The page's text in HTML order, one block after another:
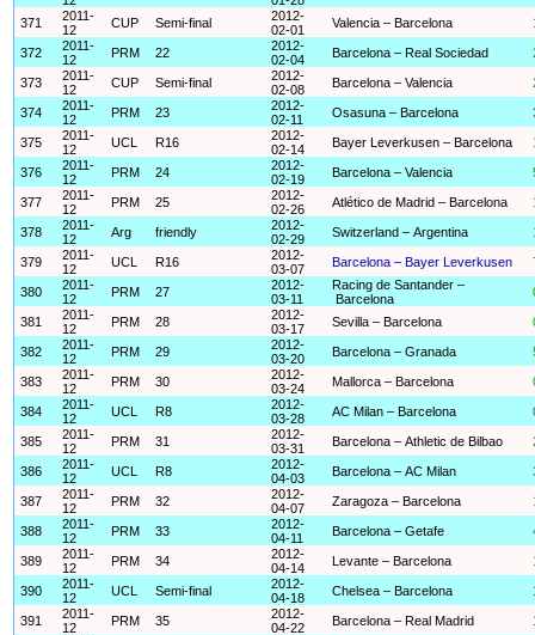
371
2011-
12
CUP Semi-final
2012-
02-01
Valencia – Barcelona
372
2011-
12
PRM 22
2012-
02-04
Barcelona – Real Sociedad
373
2011-
12
CUP Semi-final
2012-
02-08
Barcelona – Valencia
374
2011-
12
PRM 23
2012-
02-11
Osasuna – Barcelona
375
2011-
12
UCL R16
2012-
02-14
Bayer Leverkusen – Barcelona
376
2011-
12
PRM 24
2012-
02-19
Barcelona – Valencia
377
2011-
12
PRM 25
2012-
02-26
Atlético de Madrid – Barcelona
378
2011-
12
Arg friendly
2012-
02-29
Switzerland – Argentina
379
2011-
12
UCL R16
2012-
03-07
Barcelona – Bayer Leverkusen
380
2011-
12
PRM 27
2012-
03-11
Racing de Santander –
Barcelona
381
2011-
12
PRM 28
2012-
03-17
Sevilla – Barcelona
382
2011-
12
PRM 29
2012-
03-20
Barcelona – Granada
383
2011-
12
PRM 30
2012-
03-24
Mallorca – Barcelona
384
2011-
12
UCL R8
2012-
03-28
AC Milan – Barcelona
385
2011-
12
PRM 31
2012-
03-31
Barcelona – Athletic de Bilbao
386
2011-
12
UCL R8
2012-
04-03
Barcelona – AC Milan
387
2011-
12
PRM 32
2012-
04-07
Zaragoza – Barcelona
388
2011-
12
PRM 33
2012-
04-11
Barcelona – Getafe
389
2011-
12
PRM 34
2012-
04-14
Levante – Barcelona
390
2011-
12
UCL Semi-final
2012-
04-18
Chelsea – Barcelona
391
2011-
12
PRM 35
2012-
04-22
Barcelona – Real Madrid